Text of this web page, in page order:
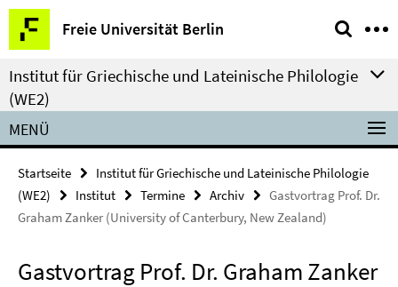
Springe
direkt
zu
Inhalt
Freie Universität Berlin
Service-
Navigation
Institut für Griechische und Lateinische Philologie
(WE2)
MENÜ
Startseite
Institut für Griechische und Lateinische Philologie
(WE2)
Institut Termine Archiv
Gastvortrag Prof. Dr.
Graham Zanker (University of Canterbury, New Zealand)
Gastvortrag Prof. Dr. Graham Zanker